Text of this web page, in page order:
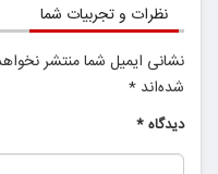
نظرات و تجربیات شما
نشانی ایمیل شما منتشر
شده‌اند *
دیدگاه*